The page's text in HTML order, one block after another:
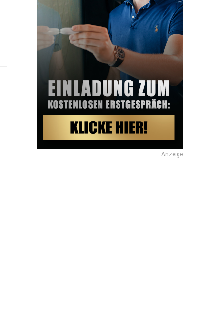
Anzeige